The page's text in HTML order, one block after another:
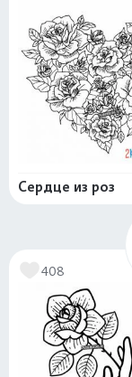
Сердце из роз
408